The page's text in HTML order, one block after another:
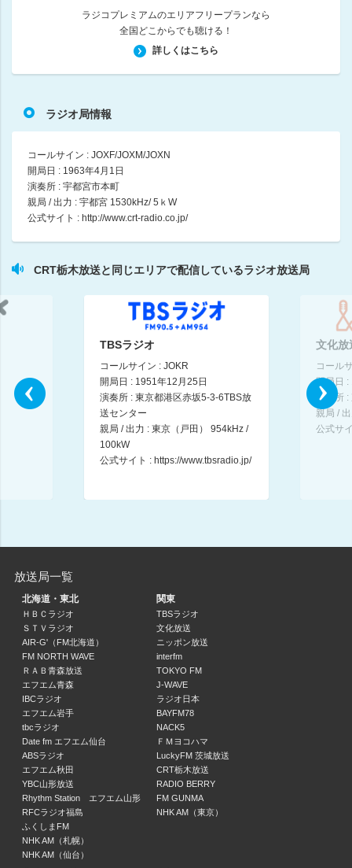
サンデーとちぎ
11:00 ～ 12:00
サンデーとちぎ
古川佳治
12:00 ～ 13:00
toy box 日曜日
須賀由美子の“四季”をうたう
toy box 日曜日
15:00 ～ 16:00
オトナミに揺られて
17:30 ～ 17:50
toy box 日曜日
17:50 ～ 18:15
山口勝平のモンキーラジオ！
山口勝平 / 天野ユウ
18:15 ～ 18:30
toy box 日曜日
18:30 ～ 18:45
大塚徹の明快人間学
大塚徹
18:45 ～ 19:00
さかはし矢波の三ツ星クラシック
ラジコプレミアムのエリアフリープランなら
全国どこからでも聴ける！
詳しくはこちら
ラジオ局情報
コールサイン : JOXF/JOXM/JOXN
開局日 : 1963年4月1日
演奏所 : 宇都宮市本町
親局 / 出力 : 宇都宮 1530kHz/ 5ｋW
公式サイト : http://www.crt-radio.co.jp/
CRT栃木放送と同じエリアで配信しているラジオ放送局
TBSラジオ
コールサイン : JOKR
開局日 : 1951年12月25日
演奏所 : 東京都港区赤坂5-3-6TBS放
送センター
親局 / 出力 : 東京（戸田） 954kHz /
100kW
公式サイト : https://www.tbsradio.jp/
文化放
コール
開局日 :
演奏所
親局 /
公式サ
放送局一覧
北海道・東北
ＨＢＣラジオ
ＳＴＶラジオ
AIR-G'（FM北海道）
FM NORTH WAVE
ＲＡＢ青森放送
エフエム青森
IBCラジオ
エフエム岩手
tbcラジオ
Date fm エフエム仙台
ABSラジオ
エフエム秋田
YBC山形放送
Rhythm Station エフエム山形
RFCラジオ福島
ふくしまFM
NHK AM（札幌）
NHK AM（仙台）
関東
TBSラジオ
文化放送
ニッポン放送
interfm
TOKYO FM
J-WAVE
ラジオ日本
BAYFM78
NACK5
ＦＭヨコハマ
LuckyFM 茨城放送
CRT栃木放送
RADIO BERRY
FM GUNMA
NHK AM（東京）